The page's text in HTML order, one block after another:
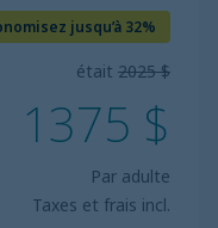
jusqu’à 32%
était 2025 $
1375 $
Par adulte
Taxes et frais incl.